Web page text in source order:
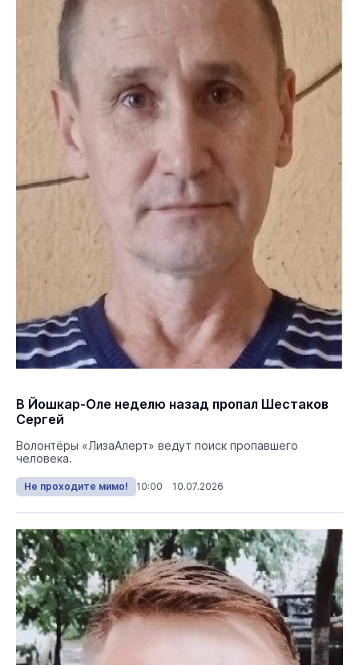
В Йошкар-Оле неделю назад пропал Шестаков
Сергей
Волонтёры «ЛизаАлерт» ведут поиск пропавшего
человека.
Не проходите мимо! 10:00 10.07.2026